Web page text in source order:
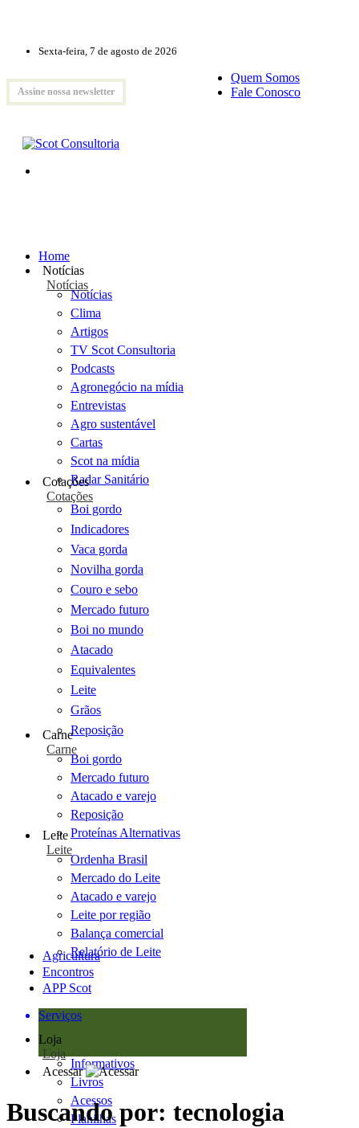
Sexta-feira, 7 de agosto de 2026
Assine nossa newsletter
Quem Somos
Fale Conosco
Home
Notícias
Notícias
Notícias
Clima
Artigos
TV Scot Consultoria
Podcasts
Agronegócio na mídia
Entrevistas
Agro sustentável
Cartas
Scot na mídia
Radar Sanitário
Cotações
Cotações
Boi gordo
Indicadores
Vaca gorda
Novilha gorda
Couro e sebo
Mercado futuro
Boi no mundo
Atacado
Equivalentes
Leite
Grãos
Reposição
Carne
Carne
Boi gordo
Mercado futuro
Atacado e varejo
Reposição
Proteínas Alternativas
Leite
Leite
Ordenha Brasil
Mercado do Leite
Atacado e varejo
Leite por região
Balança comercial
Relatório de Leite
Agricultura
Encontros
APP Scot
Serviços
Loja
Loja
Informativos
Livros
Acessos
Planilhas
Acessar
Buscando por: tecnologia